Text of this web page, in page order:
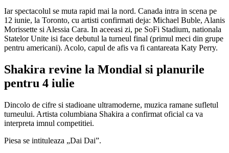
Iar spectacolul se muta rapid mai la nord. Canada intra in scena pe
12 iunie, la Toronto, cu artisti confirmati deja: Michael Buble, Alanis
Morissette si Alessia Cara. In aceeasi zi, pe SoFi Stadium, nationala
Statelor Unite isi face debutul la turneul final (primul meci din grupe
pentru americani). Acolo, capul de afis va fi cantareata Katy Perry.
Shakira revine la Mondial si planurile
pentru 4 iulie
Dincolo de cifre si stadioane ultramoderne, muzica ramane sufletul
turneului. Artista columbiana Shakira a confirmat oficial ca va
interpreta imnul competitiei.
Piesa se intituleaza „Dai Dai”.